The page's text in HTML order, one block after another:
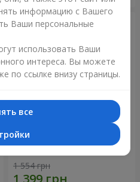
Букет "Мы и лето"
1 554 грн
информацию с Вашего
Ваши персональные
использовать Ваши
интереса. Вы можете
по ссылке внизу страницы.
все